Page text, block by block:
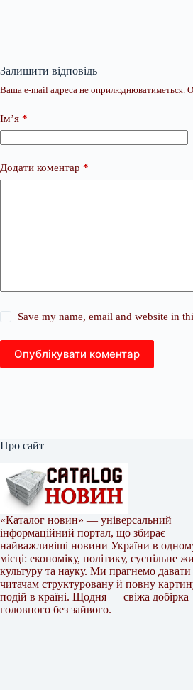
Залишити відповідь
Ваша e-mail адреса не оприлюднюватиметься.
Ім’я *
Додати коментар *
Save my name, email and website in
Опублікувати коментар
Про сайт
«Каталог новин» — універсальний
інформаційний портал, що збирає
найважливіші новини України в
місці: економіку, політику, суспільне
культуру та науку. Ми прагнемо давати
читачам структуровану й повну
подій в країні. Щодня — свіжа добірка
головного без зайвого.